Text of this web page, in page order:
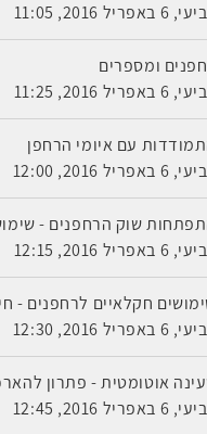
באפריל 2016, 11:05
ומספרים
באפריל 2016, 11:25
עם איומי הרחפן
באפריל 2016, 12:00
שוק הרחפנים -
באפריל 2016, 12:15
חקלאיים לרחפנים -
באפריל 2016, 12:30
אוטומטית - פתרון
באפריל 2016, 12:45